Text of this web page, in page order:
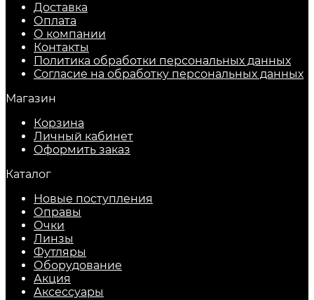
Доставка
Оплата
О компании
Контакты
Политика обработки персональных данных
Согласие на обработку персональных данных
Магазин
Корзина
Личный кабинет
Оформить заказ
Каталог
Новые поступления
Оправы
Очки
Линзы
Футляры
Оборудование
Акция
Аксессуары